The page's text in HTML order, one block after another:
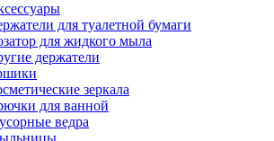
для туалетной бумаги
для жидкого мыла
держатели
зеркала
для ванной
ведра